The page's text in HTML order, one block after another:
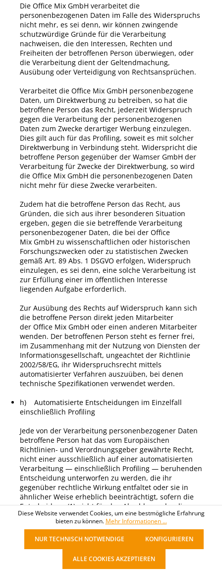
Die Office Mix GmbH verarbeitet die
personenbezogenen Daten im Falle des Widerspruchs
nicht mehr, es sei denn, wir können zwingende
schutzwürdige Gründe für die Verarbeitung
nachweisen, die den Interessen, Rechten und
Freiheiten der betroffenen Person überwiegen, oder
die Verarbeitung dient der Geltendmachung,
Ausübung oder Verteidigung von Rechtsansprüchen.
Verarbeitet die Office Mix GmbH personenbezogene
Daten, um Direktwerbung zu betreiben, so hat die
betroffene Person das Recht, jederzeit Widerspruch
gegen die Verarbeitung der personenbezogenen
Daten zum Zwecke derartiger Werbung einzulegen.
Dies gilt auch für das Profiling, soweit es mit solcher
Direktwerbung in Verbindung steht. Widerspricht die
betroffene Person gegenüber der Wamser GmbH der
Verarbeitung für Zwecke der Direktwerbung, so wird
die Office Mix GmbH die personenbezogenen Daten
nicht mehr für diese Zwecke verarbeiten.
Zudem hat die betroffene Person das Recht, aus
Gründen, die sich aus ihrer besonderen Situation
ergeben, gegen die sie betreffende Verarbeitung
personenbezogener Daten, die bei der Office
Mix GmbH zu wissenschaftlichen oder historischen
Forschungszwecken oder zu statistischen Zwecken
gemäß Art. 89 Abs. 1 DSGVO erfolgen, Widerspruch
einzulegen, es sei denn, eine solche Verarbeitung ist
zur Erfüllung einer im öffentlichen Interesse
liegenden Aufgabe erforderlich.
Zur Ausübung des Rechts auf Widerspruch kann sich
die betroffene Person direkt jeden Mitarbeiter
der Office Mix GmbH oder einen anderen Mitarbeiter
wenden. Der betroffenen Person steht es ferner frei,
im Zusammenhang mit der Nutzung von Diensten der
Informationsgesellschaft, ungeachtet der Richtlinie
2002/58/EG, ihr Widerspruchsrecht mittels
automatisierter Verfahren auszuüben, bei denen
technische Spezifikationen verwendet werden.
h) Automatisierte Entscheidungen im Einzelfall
einschließlich Profiling
Jede von der Verarbeitung personenbezogener Daten
betroffene Person hat das vom Europäischen
Richtlinien- und Verordnungsgeber gewährte Recht,
nicht einer ausschließlich auf einer automatisierten
Verarbeitung — einschließlich Profiling — beruhenden
Entscheidung unterworfen zu werden, die ihr
gegenüber rechtliche Wirkung entfaltet oder sie in
ähnlicher Weise erheblich beeinträchtigt, sofern die
Entscheidung (1) nicht für den Abschluss oder die
Erfüllung eines Vertrags zwischen der betroffenen
Person und dem Verantwortlichen erforderlich ist,
oder der Mitgliedstaaten, denen der Verantwortliche
angemessene Maßnahmen zur Wahrung der Rechte
Diese Website verwendet Cookies, um eine bestmögliche Erfahrung
bieten zu können. Mehr Informationen ...
NUR TECHNISCH NOTWENDIGE KONFIGURIEREN
ALLE COOKIES AKZEPTIEREN